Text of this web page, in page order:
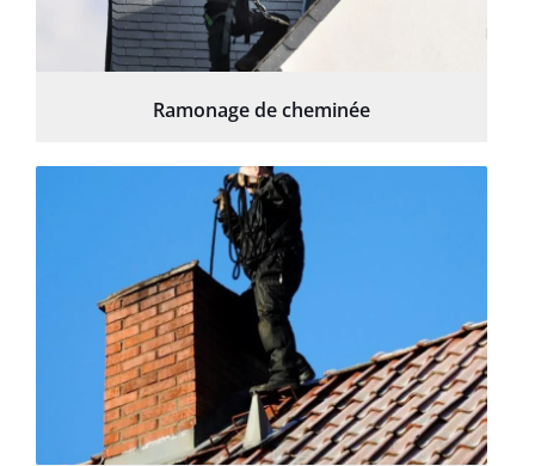
Ramonage de cheminée